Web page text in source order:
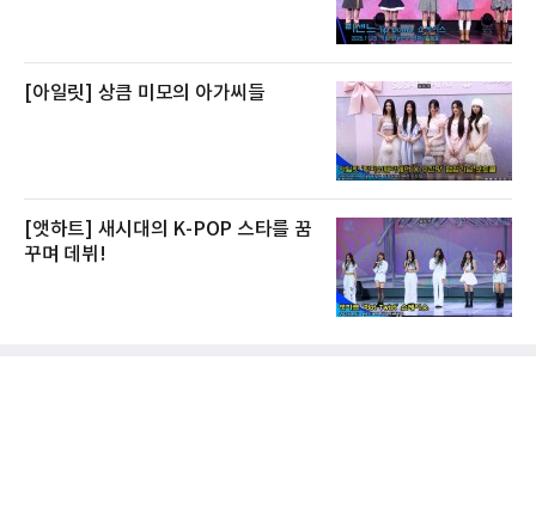
[아일릿] 상큼 미모의 아가씨들
[앳하트] 새시대의 K-POP 스타를 꿈
꾸며 데뷔!